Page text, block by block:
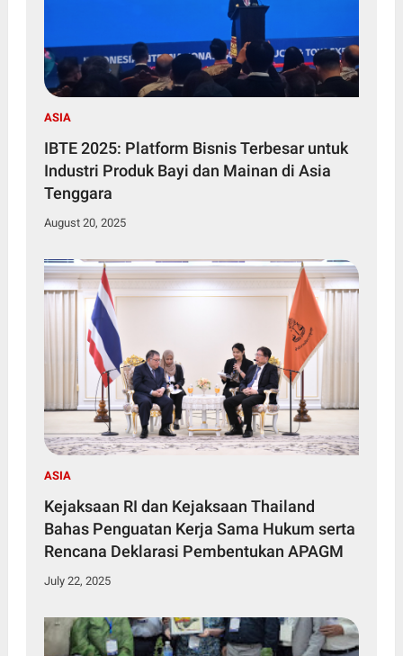
ASIA
IBTE 2025: Platform Bisnis Terbesar untuk
Industri Produk Bayi dan Mainan di Asia
Tenggara
August 20, 2025
ASIA
Kejaksaan RI dan Kejaksaan Thailand
Bahas Penguatan Kerja Sama Hukum serta
Rencana Deklarasi Pembentukan APAGM
July 22, 2025